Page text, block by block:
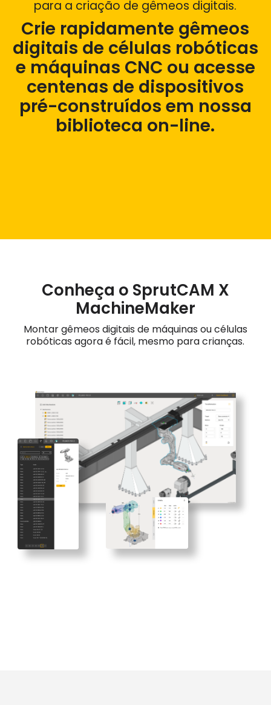
Minha conta
Inscrever-se
para a criação de gêmeos digitais.
Crie rapidamente gêmeos
digitais de células robóticas
e máquinas CNC ou acesse
centenas de dispositivos
pré-construídos em nossa
biblioteca on-line.
Conheça o SprutCAM X
MachineMaker
Montar gêmeos digitais de máquinas ou células
robóticas agora é fácil, mesmo para crianças.